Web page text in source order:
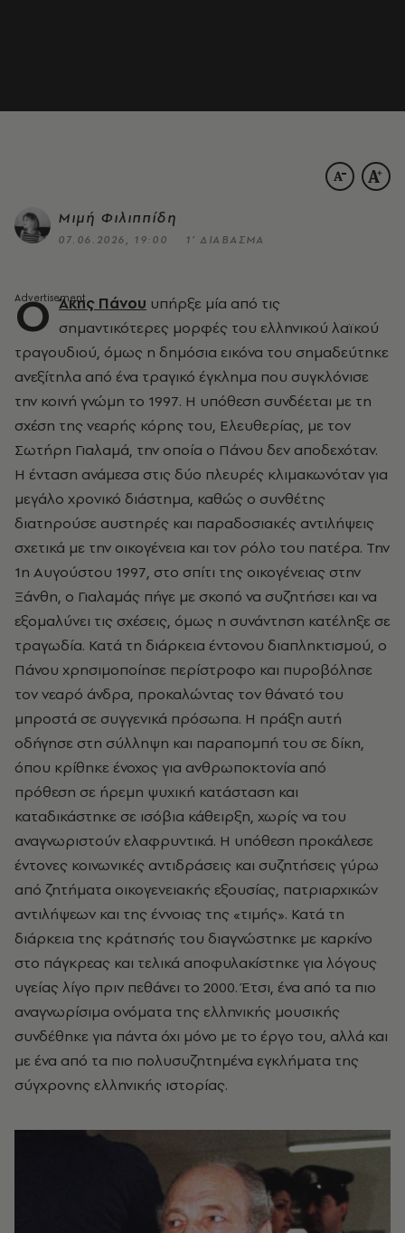
Μιμή Φιλιππίδη
07.06.2026, 19:00 1’ ΔΙΑΒΑΣΜΑ
Ο Άκης Πάνου υπήρξε μία από τις
σημαντικότερες μορφές του ελληνικού λαϊκού
τραγουδιού, όμως η δημόσια εικόνα του σημαδεύτηκε
ανεξίτηλα από ένα τραγικό έγκλημα που συγκλόνισε
την κοινή γνώμη το 1997. Η υπόθεση συνδέεται με τη
σχέση της νεαρής κόρης του, Ελευθερίας, με τον
Σωτήρη Γιαλαμά, την οποία ο Πάνου δεν αποδεχόταν.
Η ένταση ανάμεσα στις δύο πλευρές κλιμακωνόταν για
μεγάλο χρονικό διάστημα, καθώς ο συνθέτης
διατηρούσε αυστηρές και παραδοσιακές αντιλήψεις
σχετικά με την οικογένεια και τον ρόλο του πατέρα. Την
1η Αυγούστου 1997, στο σπίτι της οικογένειας στην
Ξάνθη, ο Γιαλαμάς πήγε με σκοπό να συζητήσει και να
εξομαλύνει τις σχέσεις, όμως η συνάντηση κατέληξε σε
τραγωδία. Κατά τη διάρκεια έντονου διαπληκτισμού, ο
Πάνου χρησιμοποίησε περίστροφο και πυροβόλησε
τον νεαρό άνδρα, προκαλώντας τον θάνατό του
μπροστά σε συγγενικά πρόσωπα. Η πράξη αυτή
οδήγησε στη σύλληψη και παραπομπή του σε δίκη,
όπου κρίθηκε ένοχος για ανθρωποκτονία από
πρόθεση σε ήρεμη ψυχική κατάσταση και
καταδικάστηκε σε ισόβια κάθειρξη, χωρίς να του
αναγνωριστούν ελαφρυντικά. Η υπόθεση προκάλεσε
έντονες κοινωνικές αντιδράσεις και συζητήσεις γύρω
από ζητήματα οικογενειακής εξουσίας, πατριαρχικών
αντιλήψεων και της έννοιας της «τιμής». Κατά τη
διάρκεια της κράτησής του διαγνώστηκε με καρκίνο
στο πάγκρεας και τελικά αποφυλακίστηκε για λόγους
υγείας λίγο πριν πεθάνει το 2000. Έτσι, ένα από τα πιο
αναγνωρίσιμα ονόματα της ελληνικής μουσικής
συνδέθηκε για πάντα όχι μόνο με το έργο του, αλλά και
με ένα από τα πιο πολυσυζητημένα εγκλήματα της
σύγχρονης ελληνικής ιστορίας.